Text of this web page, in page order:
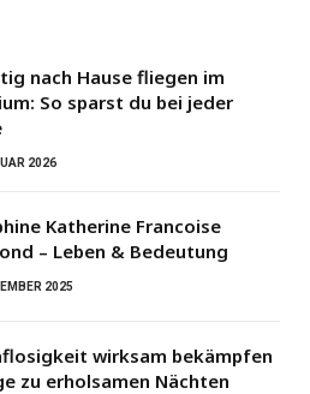
nach Hause fliegen im
So sparst du bei jeder
2026
Katherine Francoise
– Leben & Bedeutung
2025
wirksam bekämpfen
zu erholsamen Nächten